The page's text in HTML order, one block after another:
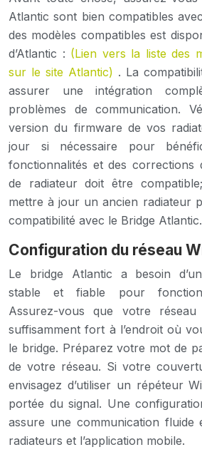
Atlantic sont bien compatibles
des modèles compatibles est
d’Atlantic : (Lien vers la liste des
sur le site Atlantic) . La
assurer une intégration
problèmes de communication.
version du firmware de vos
jour si nécessaire pour
fonctionnalités et des corrections
de radiateur doit être
mettre à jour un ancien radiateur
compatibilité avec le Bridge Atlantic.
Configuration du réseau
Le bridge Atlantic a besoin
stable et fiable pour
Assurez-vous que votre
suffisamment fort à l’endroit où
le bridge. Préparez votre mot de
de votre réseau. Si votre
envisagez d’utiliser un répéteur
portée du signal. Une
assure une communication fluide
radiateurs et l’application mobile.